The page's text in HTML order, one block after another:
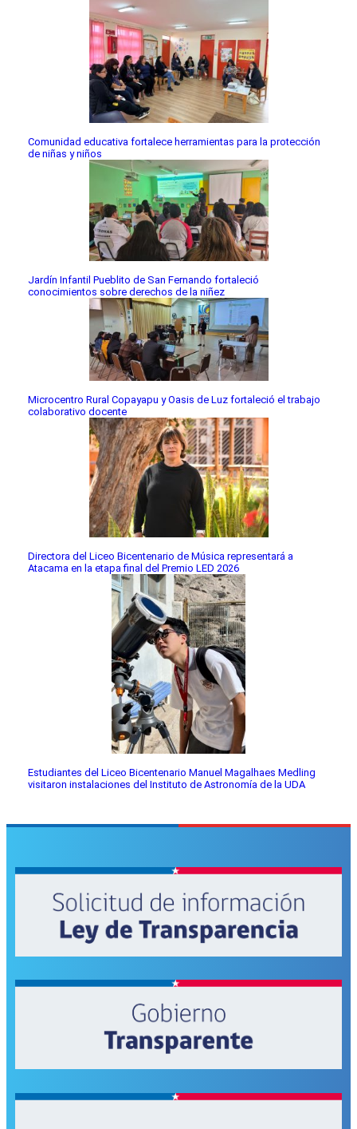
Comunidad educativa fortalece herramientas para la protección
de niñas y niños
Jardín Infantil Pueblito de San Fernando fortaleció
conocimientos sobre derechos de la niñez
Microcentro Rural Copayapu y Oasis de Luz fortaleció el trabajo
colaborativo docente
Directora del Liceo Bicentenario de Música representará a
Atacama en la etapa final del Premio LED 2026
Estudiantes del Liceo Bicentenario Manuel Magalhaes Medling
visitaron instalaciones del Instituto de Astronomía de la UDA